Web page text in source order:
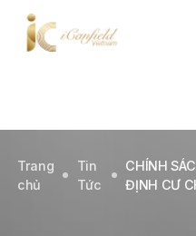
Trang
chủ
Tin
Tức
CHÍNH
ĐỊNH CƯ